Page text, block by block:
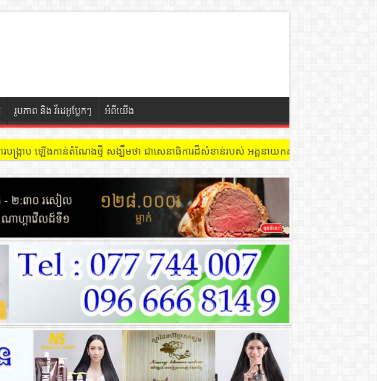
រូបភាព និង វីដេអូប្លែកៗ អំពីយើង
អ្នកជួលបន្ទប់បើកល្បែងសុីសង នៅជាន់ទី៩ បន្ទប់ ៩០២ !